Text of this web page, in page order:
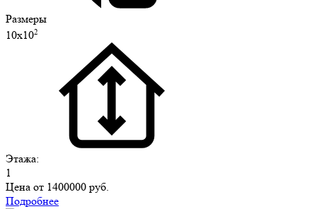
Размеры
10х102
Этажа:
1
Цена от 1400000 руб.
Подробнее